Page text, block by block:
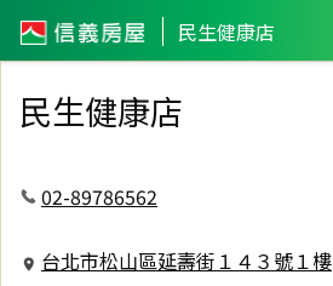
民生健康店
民生健康店
02-89786562
台北市松山區延壽街１４３號１樓